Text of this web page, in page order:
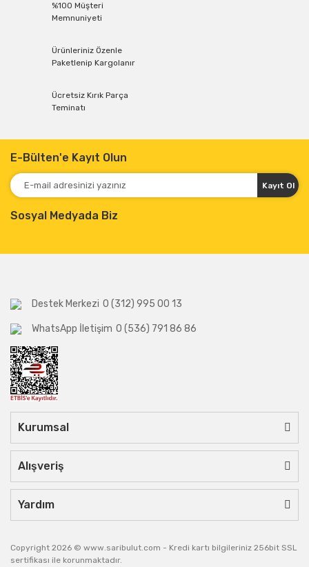
%100 Müşteri
Memnuniyeti
Ürünleriniz Özenle
Paketlenip Kargolanır
Ücretsiz Kırık Parça
Teminatı
E-Bülten'e Kayıt Olun
Kayıt Ol
Sosyal Medyada Biz
Destek Merkezi 0 (312) 995 00 13
WhatsApp İletişim 0 (536) 791 86 86
Kurumsal
Alışveriş
Yardım
Copyright 2026 © www.saribulut.com - Kredi kartı bilgileriniz 256bit SSL
sertifikası ile korunmaktadır.